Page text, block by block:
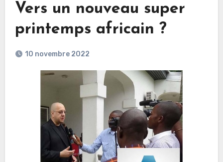
Vers un nouveau super
printemps africain ?
10 novembre 2022